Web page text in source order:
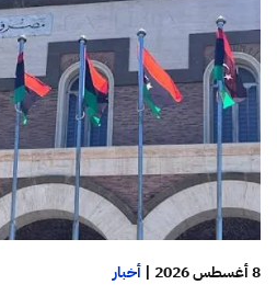
8 أغسطس 2026 | أخبار